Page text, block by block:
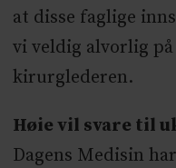
at disse faglige
vi veldig alvorlig
kirurglederen.
Høie vil svare til
Dagens Medisin